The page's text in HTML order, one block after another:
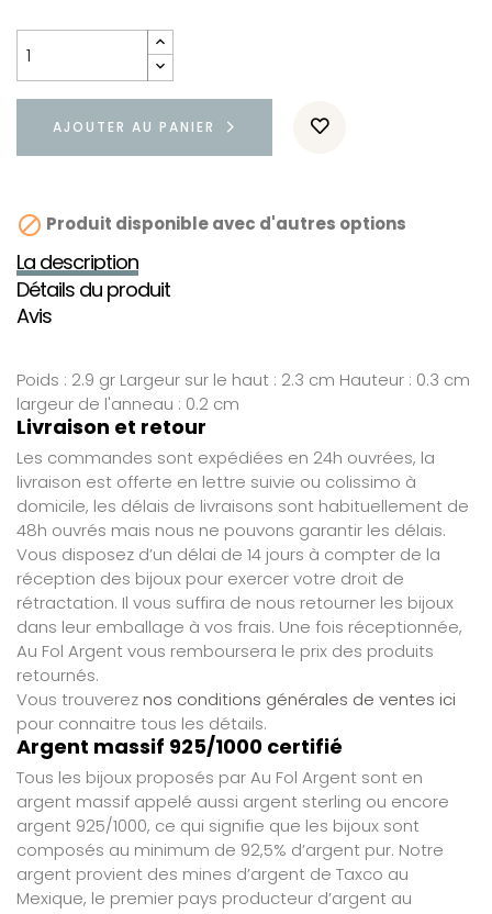
AJOUTER AU PANIER
 Produit disponible avec d'autres options
La description
Détails du produit
Avis
Poids : 2.9 gr Largeur sur le haut : 2.3 cm Hauteur : 0.3 cm
largeur de l'anneau : 0.2 cm
Livraison et retour
Les commandes sont expédiées en 24h ouvrées, la
livraison est offerte en lettre suivie ou colissimo à
domicile, les délais de livraisons sont habituellement de
48h ouvrés mais nous ne pouvons garantir les délais.
Vous disposez d’un délai de 14 jours à compter de la
réception des bijoux pour exercer votre droit de
rétractation. Il vous suffira de nous retourner les bijoux
dans leur emballage à vos frais. Une fois réceptionnée,
Au Fol Argent vous remboursera le prix des produits
retournés.
Vous trouverez nos conditions générales de ventes ici
pour connaitre tous les détails.
Argent massif 925/1000 certifié
Tous les bijoux proposés par Au Fol Argent sont en
argent massif appelé aussi argent sterling ou encore
argent 925/1000, ce qui signifie que les bijoux sont
composés au minimum de 92,5% d’argent pur. Notre
argent provient des mines d’argent de Taxco au
Mexique, le premier pays producteur d’argent au